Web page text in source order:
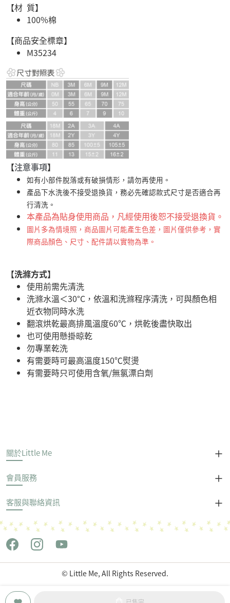
【材 質】
100%棉
【商品安全標章】
M35234
【注意事項】
如有小部件脫落或有破損情形，請勿再使用。
產品下水洗後不接受退換貨，務必先確認款式尺寸是否適合再
行清洗。
本產品為貼身使用商品，凡經使用後恕不接受退換貨。
圖片多為情境照，商品圖片可能產生色差，圖片僅供參考，實
際商品顏色、尺寸、配件請以實物為準。
【洗滌方式】
使用前需先清洗
洗滌水溫＜30°C，依溫和洗滌程序清洗，可與顏色相
近衣物同時水洗
翻滾烘乾最高排風溫度60℃，烘乾後盡快取出
也可使用懸掛晾乾
勿專業乾洗
有需要時可最高溫度150℃熨燙
有需要時只可使用含氧/無氯漂白劑
關於Little Me
會員服務
客服與聯絡資訊
© Little Me, All Rights Reserved.
Copyright © 世潮企業股份有限公司 All Rights Reserved.